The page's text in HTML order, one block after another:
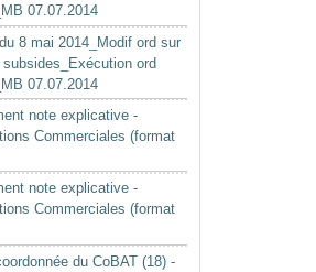
07.07.2014
8 mai 2014_Modif ord sur
ord
07.07.2014
note explicative -
Commerciales (format
note explicative -
Commerciales (format
du CoBAT (18) -